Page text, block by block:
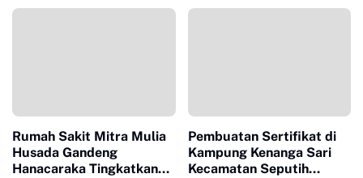
Rumah Sakit Mitra Mulia
Husada Gandeng
Hanacaraka Tingkatkan
Pembuatan Sertifikat di
Kampung Kenanga Sari
Kecamatan Seputih